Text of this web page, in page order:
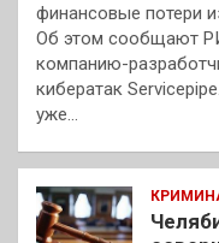
финансовые потери
Об этом сообщают
компанию-
кибератак
уже…